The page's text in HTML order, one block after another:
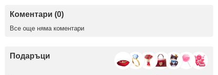
Коментари (0)
Все още няма коментари
Подаръци